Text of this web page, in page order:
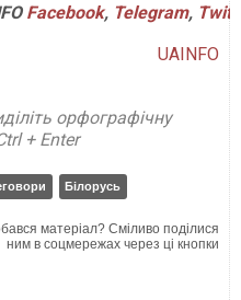
Facebook, Telegram,
UAINFO
орфографічну
+ Enter
Білорусь
матеріал? Сміливо поділися
ним в соцмережах через ці кнопки